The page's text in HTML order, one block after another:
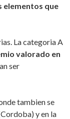
elementos que
La categoria A
valorado en
ser
tambien se
y en la